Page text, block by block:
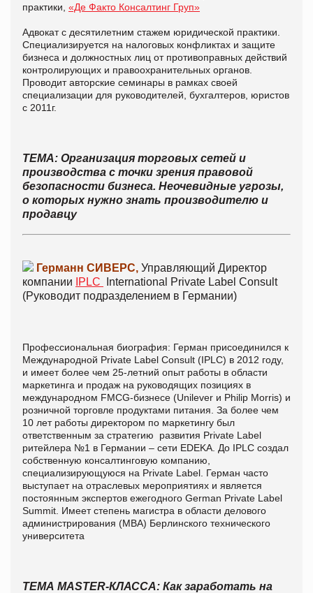
практики, «Де Факто Консалтинг Груп»
Адвокат с десятилетним стажем юридической практики.
Специализируется на налоговых конфликтах и защите
бизнеса и должностных лиц от противоправных действий
контролирующих и правоохранительных органов.
Проводит авторские семинары в рамках своей
специализации для руководителей, бухгалтеров, юристов
с 2011г.
ТЕМА: Организация торговых сетей и
производства с точки зрения правовой
безопасности бизнеса. Неочевидные угрозы,
о которых нужно знать производителю и
продавцу
Германн СИВЕРС, Управляющий Директор
компании
IPLC
International Private Label Consult
(Руководит подразделением в Германии)
Профессиональная биография: Герман присоединился к
Международной Private Label Consult (IPLC) в 2012 году,
и имеет более чем 25-летний опыт работы в области
маркетинга и продаж на руководящих позициях в
международном FMCG-бизнесе (Unilever и Philip Morris) и
розничной торговле продуктами питания. За более чем
10 лет работы директором по маркетингу был
ответственным за стратегию развития Private Label
ритейлера №1 в Германии – сети EDEKA. До IPLC создал
собственную консалтинговую компанию,
специализирующуюся на Private Label. Герман часто
выступает на отраслевых мероприятиях и является
постоянным экспертов ежегодного German Private Label
Summit. Имеет степень магистра в области делового
администрирования (МВА) Берлинского технического
университета
ТЕМА МASTER-КЛАССА: Как заработать на